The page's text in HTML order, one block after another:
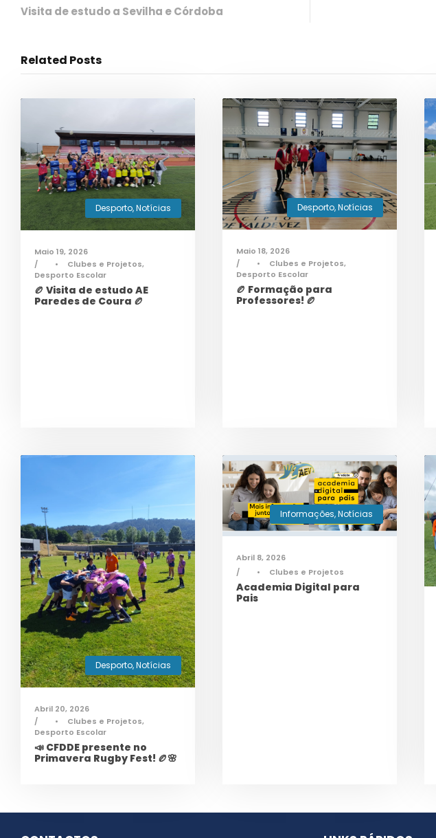
Visita de estudo a Sevilha e Córdoba
Related Posts
Desporto,Notícias
Maio 19, 2026
•
Clubes e Projetos,
Desporto Escolar
🏉 Visita de estudo AE
Paredes de Coura 🏉
Desporto, Notícias
Maio 18, 2026
•
Clubes e Projetos,
Desporto Escolar
🏉 Formação para
Professores! 🏉
Desporto,Notícias
Abril 20, 2026
•
Clubes e Projetos,
Desporto Escolar
📣 CFDDE presente no
Primavera Rugby Fest! 🏉🌸
Informações, Notícias
Abril 8, 2026
•
Clubes e Projetos
Academia Digital para
Pais